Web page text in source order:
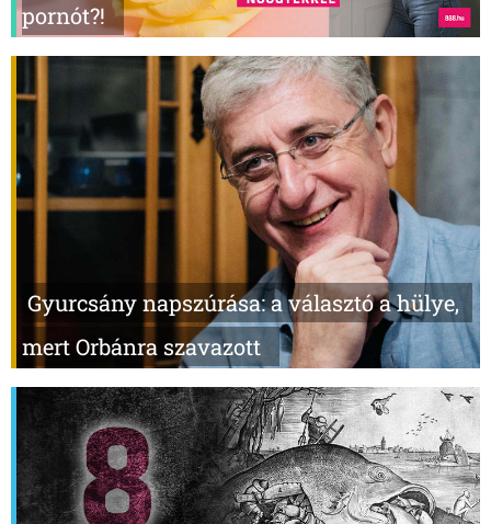
pornót?!
Gyurcsány napszúrása: a választó a hülye,
mert Orbánra szavazott